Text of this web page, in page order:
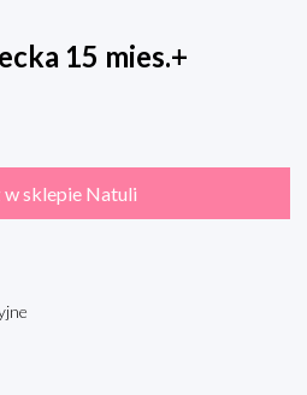
15 mies.+
w sklepie Natuli